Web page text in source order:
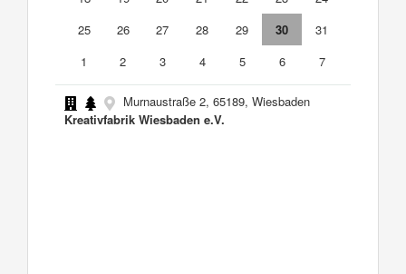
25
26 27 28 29 30
31
1
2 3 4 5 6 7
Murnaustraße 2, 65189, Wiesbaden
Kreativfabrik Wiesbaden e.V.